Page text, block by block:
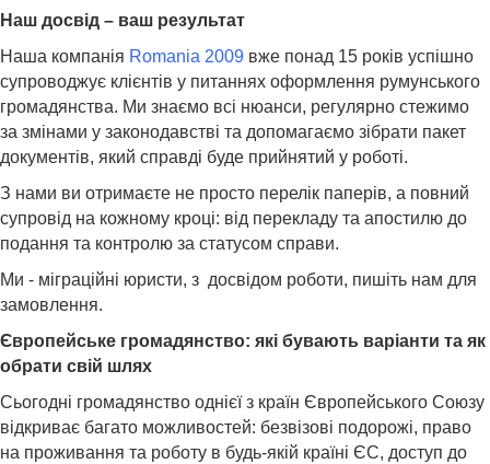
Наш досвід – ваш результат
Наша компанія Romania 2009 вже понад 15 років успішно
супроводжує клієнтів у питаннях оформлення румунського
громадянства. Ми знаємо всі нюанси, регулярно стежимо
за змінами у законодавстві та допомагаємо зібрати пакет
документів, який справді буде прийнятий у роботі.
З нами ви отримаєте не просто перелік паперів, а повний
супровід на кожному кроці: від перекладу та апостилю до
подання та контролю за статусом справи.
Ми - міграційні юристи, з досвідом роботи, пишіть нам для
замовлення.
Європейське громадянство: які бувають варіанти та як
обрати свій шлях
Сьогодні громадянство однієї з країн Європейського Союзу
відкриває багато можливостей: безвізові подорожі, право
на проживання та роботу в будь-якій країні ЄС, доступ до